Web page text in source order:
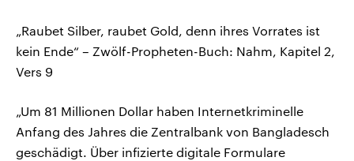
„Raubet Silber, raubet Gold, denn ihres Vorrates ist
kein Ende“ – Zwölf-Propheten-Buch: Nahm, Kapitel 2,
Vers 9
„Um 81 Millionen Dollar haben Internetkriminelle
Anfang des Jahres die Zentralbank von Bangladesch
geschädigt. Über infizierte digitale Formulare